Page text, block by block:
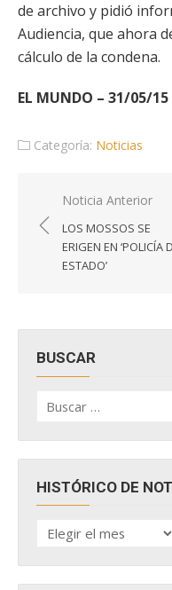
de archivo y pidió
Audiencia, que ahora
cálculo de la condena.
EL MUNDO – 31/05/15
Categoría: Noticias
Navegación
de
entradas
Noticia Anterior
LOS MOSSOS SE
ERIGEN EN ‘POLICÍA
ESTADO’
BUSCAR
por:
HISTÓRICO DE
HISTÓRICO
DE